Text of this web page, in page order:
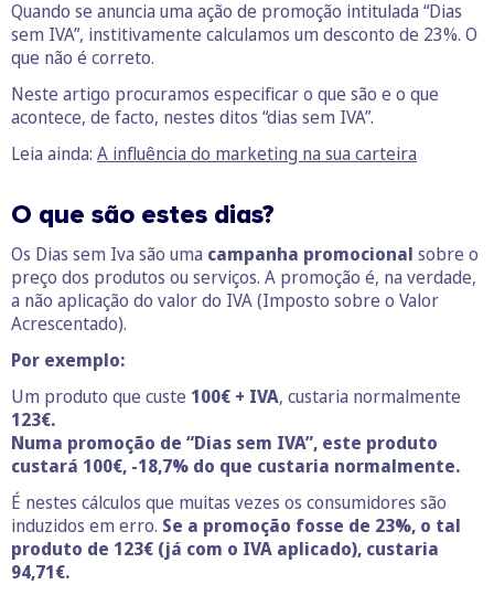
Quando se anuncia uma ação de promoção intitulada “Dias
sem IVA”, institivamente calculamos um desconto de 23%. O
que não é correto.
Neste artigo procuramos especificar o que são e o que
acontece, de facto, nestes ditos “dias sem IVA”.
Leia ainda: A influência do marketing na sua carteira
O que são estes dias?
Os Dias sem Iva são uma campanha promocional sobre o
preço dos produtos ou serviços. A promoção é, na verdade,
a não aplicação do valor do IVA (Imposto sobre o Valor
Acrescentado).
Por exemplo:
Um produto que custe 100€ + IVA, custaria normalmente
123€.
Numa promoção de “Dias sem IVA”, este produto
custará 100€, -18,7% do que custaria normalmente.
É nestes cálculos que muitas vezes os consumidores são
induzidos em erro. Se a promoção fosse de 23%, o tal
produto de 123€ (já com o IVA aplicado), custaria
94,71€.